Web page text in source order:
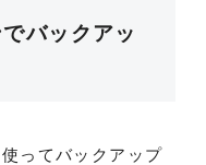
バックアッ
ってバックアップ